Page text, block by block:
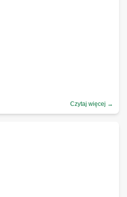
Czytaj więcej →